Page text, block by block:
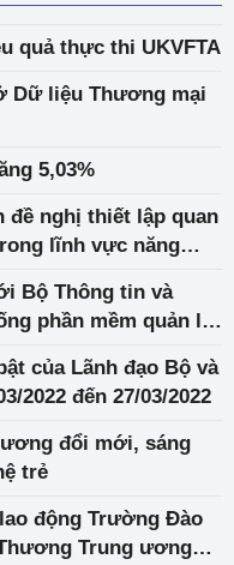
quả thực thi UKVFTA
Dữ liệu Thương mại
5,03%
đề nghị thiết lập quan
lĩnh vực năng
Bộ Thông tin và
phần mềm quản lý
của Lãnh đạo Bộ và
2022 đến 27/03/2022
đổi mới, sáng
trẻ
động Trường Đào
Trung ương